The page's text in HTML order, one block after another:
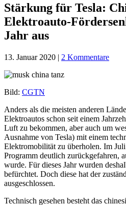
Stärkung für Tesla:
Elektroauto-
Jahr aus
13. Januar 2020 | 2 Kommentare
Bild: CGTN
Anders als die meisten anderen
Elektroautos schon seit einem
Luft zu bekommen, aber auch um
Ausnahme von Tesla) mit einem
Elektromobilität zu überholen. Im
Programm deutlich zurückgefahren,
wurde. Für dieses Jahr wurden
befürchtet. Doch diese hat der
ausgeschlossen.
Technisch gesehen besteht das